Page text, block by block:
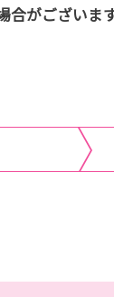
合がございま